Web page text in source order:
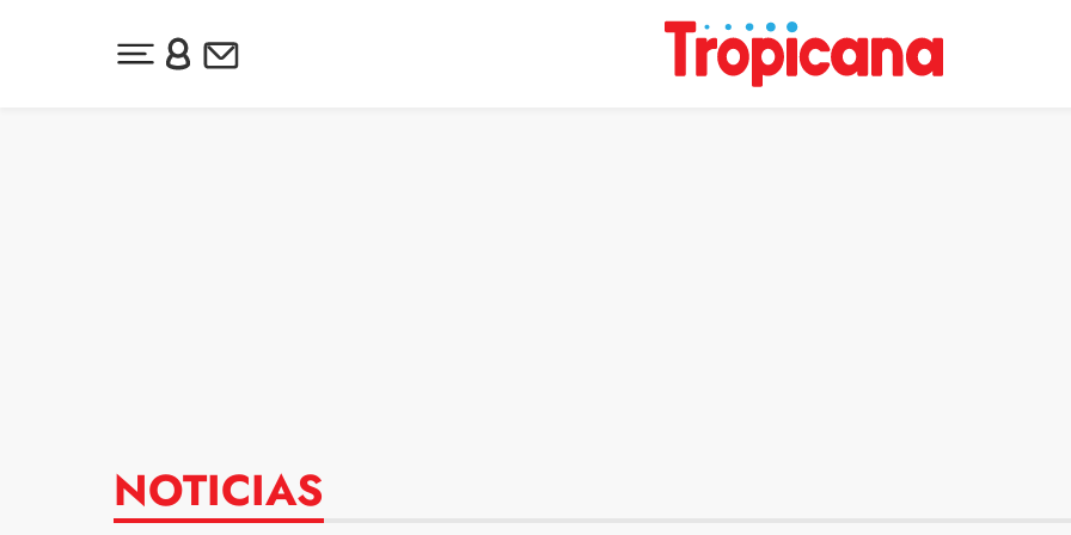
Desplegar menú principal
Inicia sesión o regístrate
Newsletter
NOTICIAS